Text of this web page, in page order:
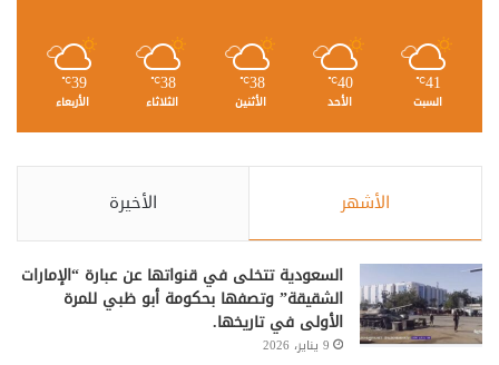
41
℃
السبت
40
℃
الأحد
38
℃
الأثنين
38
℃
الثلاثاء
39
℃
الأربعاء
الأشهر الأخيرة
السعودية تتخلى في قنواتها عن عبارة “الإمارات
الشقيقة” وتصفها بحكومة أبو ظبي للمرة
الأولى في تاريخها.
9 يناير، 2026